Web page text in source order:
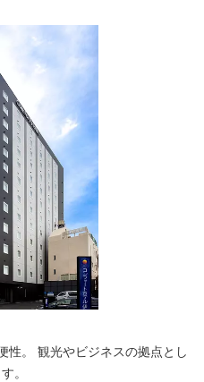
性。 観光やビジネスの拠点とし
。